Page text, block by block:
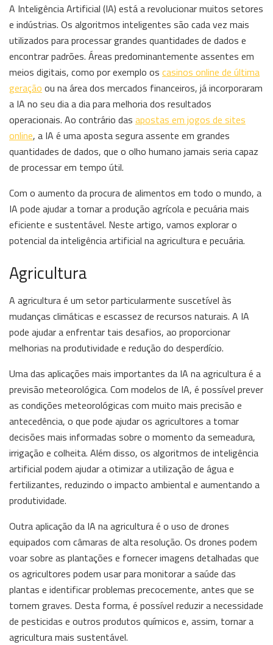
A Inteligência Artificial (IA) está a revolucionar muitos setores
e indústrias. Os algoritmos inteligentes são cada vez mais
utilizados para processar grandes quantidades de dados e
encontrar padrões. Áreas predominantemente assentes em
meios digitais, como por exemplo os casinos online de última
geração ou na área dos mercados financeiros, já incorporaram
a IA no seu dia a dia para melhoria dos resultados
operacionais. Ao contrário das apostas em jogos de sites
online, a IA é uma aposta segura assente em grandes
quantidades de dados, que o olho humano jamais seria capaz
de processar em tempo útil.
Com o aumento da procura de alimentos em todo o mundo, a
IA pode ajudar a tornar a produção agrícola e pecuária mais
eficiente e sustentável. Neste artigo, vamos explorar o
potencial da inteligência artificial na agricultura e pecuária.
Agricultura
A agricultura é um setor particularmente suscetível às
mudanças climáticas e escassez de recursos naturais. A IA
pode ajudar a enfrentar tais desafios, ao proporcionar
melhorias na produtividade e redução do desperdício.
Uma das aplicações mais importantes da IA na agricultura é a
previsão meteorológica. Com modelos de IA, é possível prever
as condições meteorológicas com muito mais precisão e
antecedência, o que pode ajudar os agricultores a tomar
decisões mais informadas sobre o momento da semeadura,
irrigação e colheita. Além disso, os algoritmos de inteligência
artificial podem ajudar a otimizar a utilização de água e
fertilizantes, reduzindo o impacto ambiental e aumentando a
produtividade.
Outra aplicação da IA na agricultura é o uso de drones
equipados com câmaras de alta resolução. Os drones podem
voar sobre as plantações e fornecer imagens detalhadas que
os agricultores podem usar para monitorar a saúde das
plantas e identificar problemas precocemente, antes que se
tornem graves. Desta forma, é possível reduzir a necessidade
de pesticidas e outros produtos químicos e, assim, tornar a
agricultura mais sustentável.